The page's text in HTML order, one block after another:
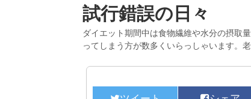
試行錯誤の日々
ダイエット期間中は食物繊維や水分の摂取
ってしまう方が数多くいらっしゃいます。